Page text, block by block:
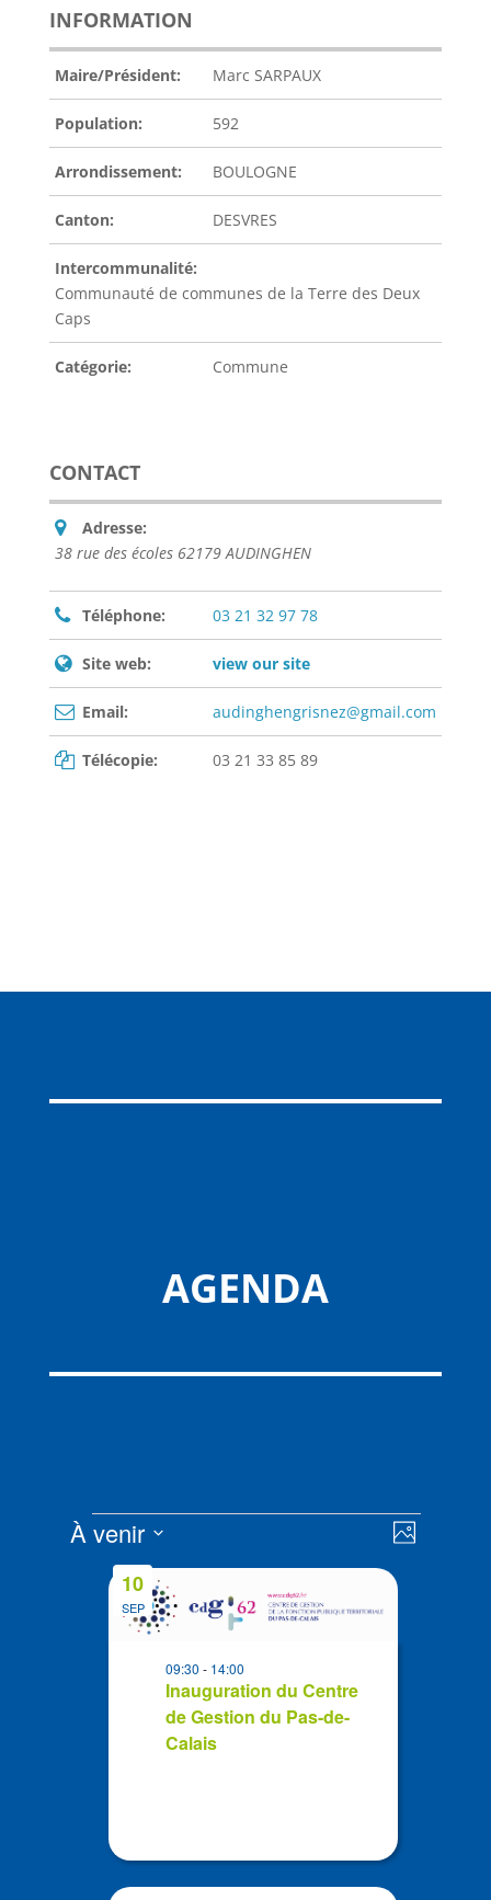
INFORMATION
Maire/Président: Marc SARPAUX
Population: 592
Arrondissement: BOULOGNE
Canton: DESVRES
Intercommunalité:
Communauté de communes de la Terre des Deux
Caps
Catégorie: Commune
CONTACT
Adresse:
38 rue des écoles 62179 AUDINGHEN
Téléphone: 03 21 32 97 78
Site web: view our site
Email: audinghengrisnez@gmail.com
Télécopie: 03 21 33 85 89
AGENDA
Évènements de
Photo
À venir
Sélectionnez
List
events
SEP
10
Inauguration du Centre
de Gestion du Pas-de-
Calais
09:30- 14:00